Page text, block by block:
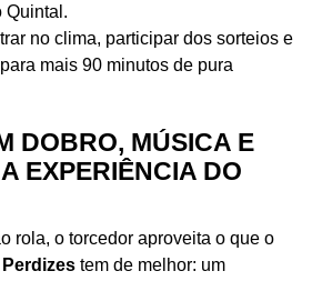
Quintal.
no clima, participar dos sorteios e
mais 90 minutos de pura
DOBRO, MÚSICA E
EXPERIÊNCIA DO
rola, o torcedor aproveita o que o
tem de melhor: um